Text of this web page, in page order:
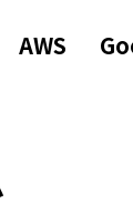
AWS